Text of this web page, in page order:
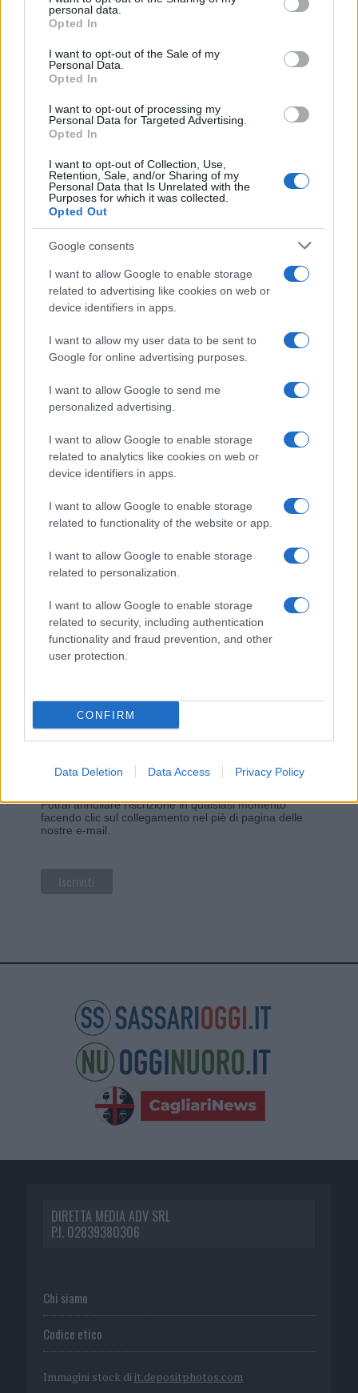
grant or deny consent to Google and its third-party tags to
use your data for below specified purposes in below Google
consent section.
personal data.
Opted In
I want to opt-out of the Sale of my
Personal Data.
Opted In
I want to opt-out of processing my
Personal Data for Targeted Advertising.
Opted In
I want to opt-out of Collection, Use,
Retention, Sale, and/or Sharing of my
Personal Data that Is Unrelated with the
Purposes for which it was collected.
Opted Out
Google consents
I want to allow Google to enable storage
related to advertising like cookies on web or
device identifiers in apps.
I want to allow my user data to be sent to
Google for online advertising purposes.
I want to allow Google to send me
personalized advertising.
I want to allow Google to enable storage
related to analytics like cookies on web or
device identifiers in apps.
I want to allow Google to enable storage
related to functionality of the website or app.
I want to allow Google to enable storage
related to personalization.
I want to allow Google to enable storage
related to security, including authentication
functionality and fraud prevention, and other
user protection.
CONFIRM
Data Deletion Data Access Privacy Policy
Martina Agostina Diturco
I nostri cari
I nostri cari
Invia un Comunicato Stampa|Pubblicità
Vuoi rimanere sempre aggiornato?
Iscriviti alla newsletter di Gallura Oggi e ricevi le nostre
email periodiche contenenti le ultime notizie pubblicate
sul sito web!
*campo obbligatorio
Indirizzo email*
Utilizziamo Mailchimp come piattaforma di
tue informazioni siano trasferite a Mailchimp per
l'elaborazione.Leggi qui l'informativa sulla privacy
Potrai annullare l'iscrizione in qualsiasi momento
facendo clic sul collegamento nel piè di pagina delle
nostre e-mail.
DIRETTA MEDIA ADV SRL
P.I. 02839380306
Chi siamo
Codice etico
Immagini stock di it.depositphotos.com